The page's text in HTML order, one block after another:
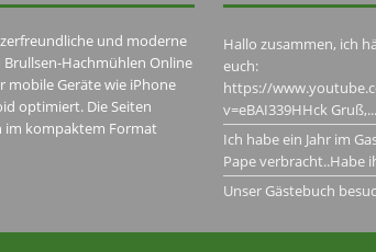
und moderne
Hachmühlen Online
mobile Geräte wie iPhone
optimiert. Die Seiten
im kompaktem Format
Hallo zusammen, ich
euch:
https://
v=eBAI339HHck Gruß,...
Ich habe ein Jahr im
Pape verbracht..Habe
Unser Gästebuch